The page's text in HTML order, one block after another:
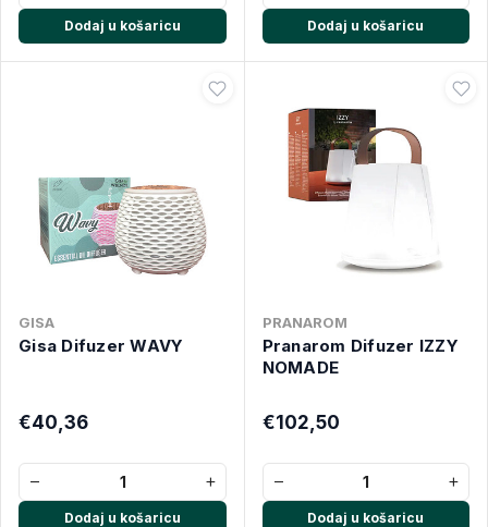
Dodaj u košaricu Dodaj u košaricu
GISA
Gisa Difuzer WAVY
€40,36
− +
Dodaj u košaricu
PRANAROM
Pranarom Difuzer IZZY
NOMADE
€102,50
− +
Dodaj u košaricu